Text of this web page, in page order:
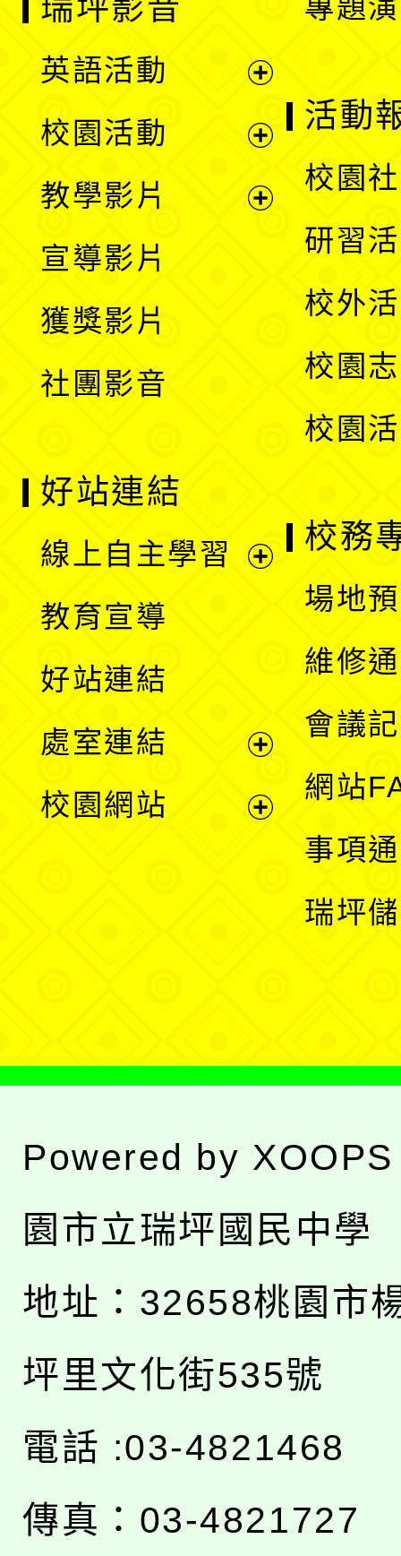
專題
瑞坪影音
英語活動
選
校園活動
教學影片
宣導影片
獲獎影片
社團影音
活動
校園
研習
校外
校園
校園
好站連結
線上自主學習
單
教育宣導
好站連結
處室連結
校園網站
校務
場地
維修
會議
網站
事項
瑞坪
Powered by XOOPS
園市立瑞坪國民中學
地址： 32658桃園市
坪里文化街535號
電話 :03-4821468
傳真：03-4821727